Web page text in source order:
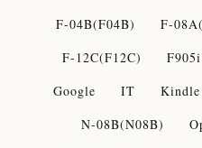
F-04B(F04B)
F-
F-12C(F12C)
F905i
Google
IT Kindle
N-08B(N08B)